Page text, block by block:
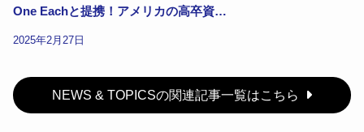
One Eachと提携！アメリカの高卒資…
2025年2月27日
NEWS & TOPICSの関連記事一覧はこちら